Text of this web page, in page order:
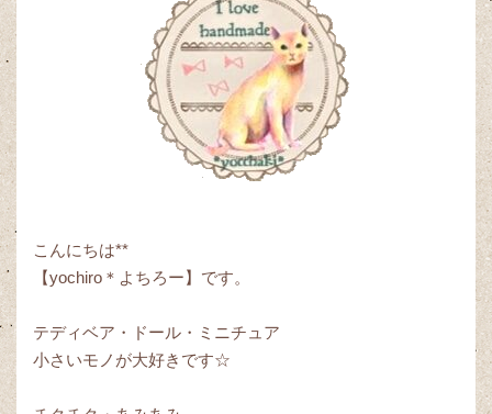
こんにちは**
【yochiro＊よちろー】です。
テディベア・ドール・ミニチュア
小さいモノが大好きです☆